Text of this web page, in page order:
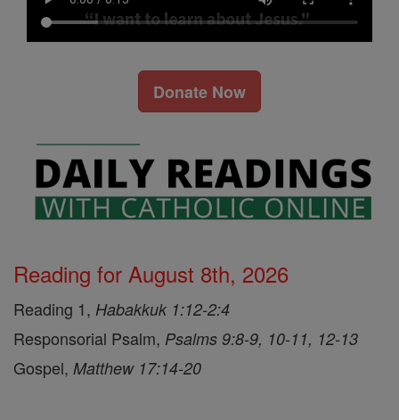
Donate Now
Reading for August 8th, 2026
Reading 1, Habakkuk 1:12-2:4
Responsorial Psalm, Psalms 9:8-9, 10-11, 12-13
Gospel, Matthew 17:14-20